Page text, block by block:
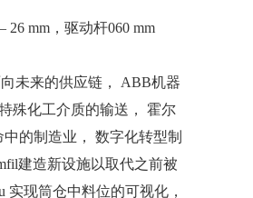
mm，驱动杆060 mm
未来的供应链， ABB机器
殊化工介质的输送， 霍尔
的制造业， 数字化转型制
建造新设施以取代之前被
现筒仓中料位的可视化，